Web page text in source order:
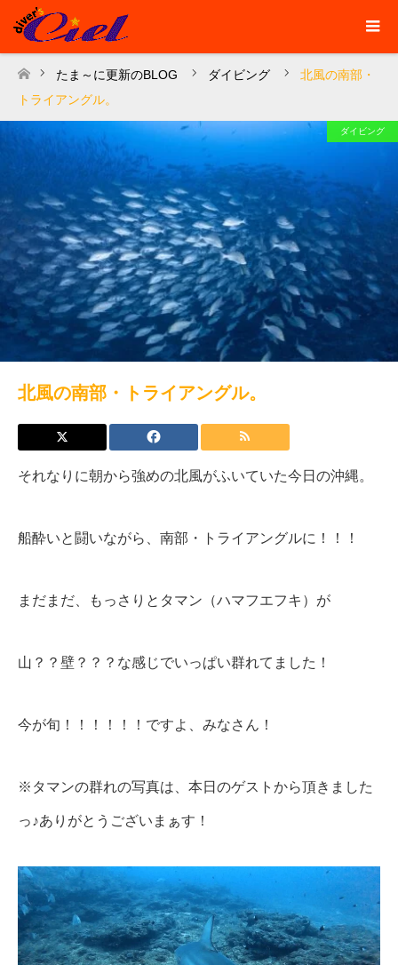
ホーム
たま～に更新のBLOG ダイビング
北風の南部・
トライアングル。
ダイビング
北風の南部・トライアングル。
それなりに朝から強めの北風がふいていた今日の沖縄。
船酔いと闘いながら、南部・トライアングルに！！！
まだまだ、もっさりとタマン（ハマフエフキ）が
山？？壁？？？な感じでいっぱい群れてました！
今が旬！！！！！！ですよ、みなさん！
※タマンの群れの写真は、本日のゲストから頂きました
っ♪ありがとうございまぁす！